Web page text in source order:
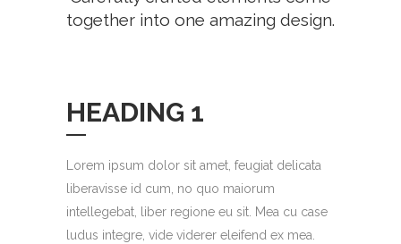
together into one amazing design.
HEADING 1
Lorem ipsum dolor sit amet, feugiat delicata
liberavisse id cum, no quo maiorum
intellegebat, liber regione eu sit. Mea cu case
ludus integre, vide viderer eleifend ex mea.